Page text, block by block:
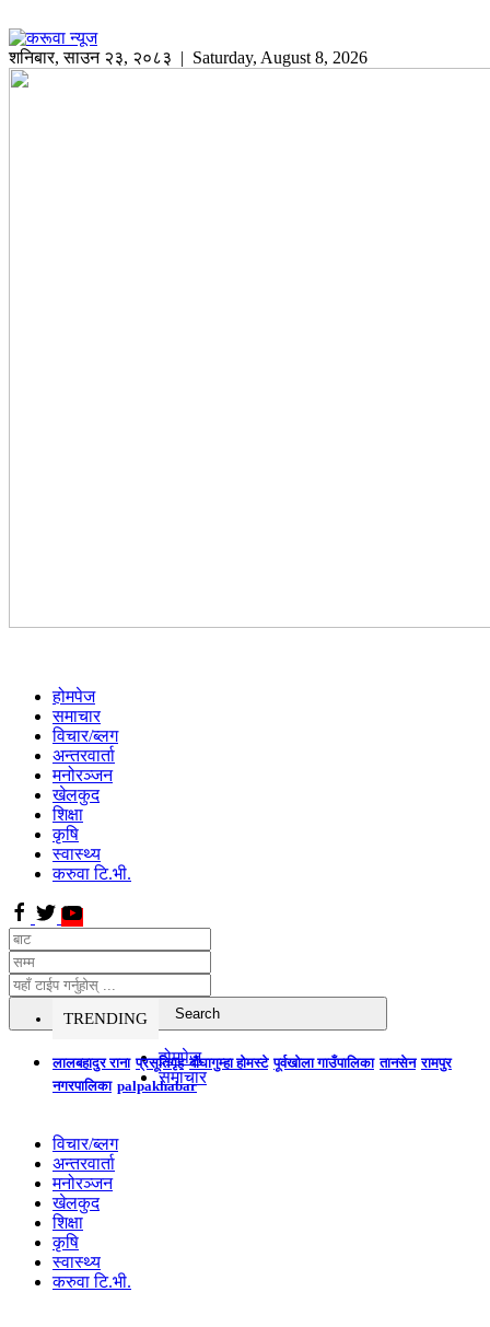
शनिबार,साउन २३, २०८३ | Saturday, August 8, 2026
होमपेज
समाचार
विचार/ब्लग
अन्तरवार्ता
मनोरञ्जन
खेलकुद
शिक्षा
कृषि
स्वास्थ्य
करुवा टि.भी.
TRENDING
लालबहादुर राना प्रसूतिगृह बौघागुम्हा होमस्टे पूर्वखोला गाउँपालिका तानसेन रामपुर
नगरपालिका palpakhabar
होमपेज
समाचार
विचार/ब्लग
अन्तरवार्ता
मनोरञ्जन
खेलकुद
शिक्षा
कृषि
स्वास्थ्य
करुवा टि.भी.